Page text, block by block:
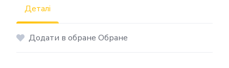
Деталі
Додати в обране Обране